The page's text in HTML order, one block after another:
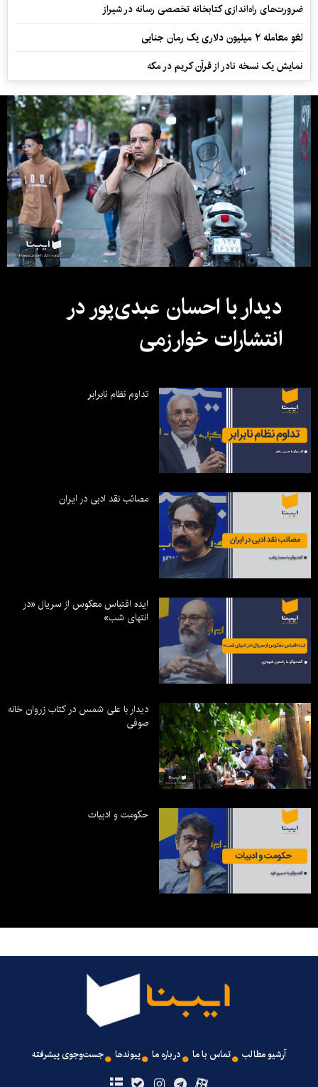
ضرورت‌های راه‌اندازی کتابخانه تخصصی رسانه در شیراز
لغو معامله ۲ میلیون دلاری یک رمان جنایی
نمایش یک نسخه نادر از قرآن کریم در مکه
دیدار با احسان عبدی‌پور در
انتشارات خوارزمی
تداوم نظام نابرابر
مصائب نقد ادبی در ایران
ایده اقتباس معکوس از سریال «در
انتهای شب»
دیدار با علی شمس در کتاب زروان خانه
صوفی
حکومت و ادبیات
آرشیو مطالب تماس با ما درباره ما پیوندها جست‌وجوی پیشرفته